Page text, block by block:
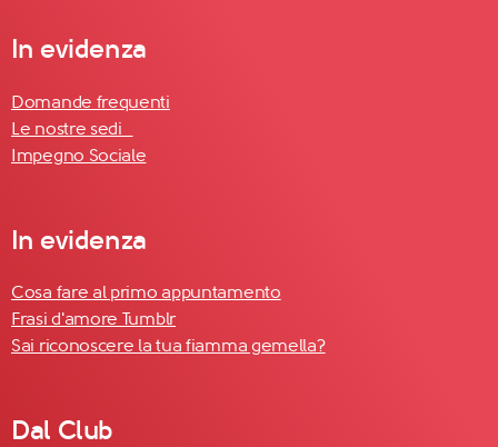
In evidenza
Domande frequenti
Le nostre sedi
Impegno Sociale
In evidenza
Cosa fare al primo appuntamento
Frasi d'amore Tumblr
Sai riconoscere la tua fiamma gemella?
Dal Club